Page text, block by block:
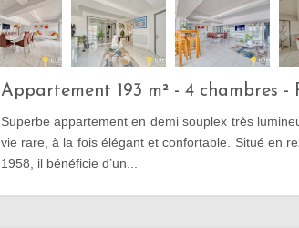
Appartement 193 m² - 4 chambres -
Superbe appartement en demi souplex très
vie rare, à la fois élégant et confortable. Situé en
1958, il bénéficie d’un...